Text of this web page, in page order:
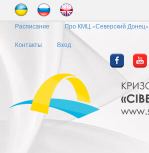
Перейти
основному
Расписание Про КМЦ «Северский Донец»
Контакты Вход